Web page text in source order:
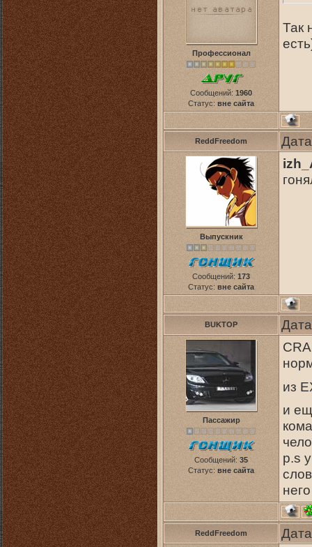
Профессионал
Сообщений: 1960
Статус: вне сайта
Так
ReddFreedom
Выпускник
Сообщений: 173
Статус: вне сайта
BUKTOP
Пассажир
Сообщений: 35
Статус: вне сайта
из
и
p.s
ReddFreedom